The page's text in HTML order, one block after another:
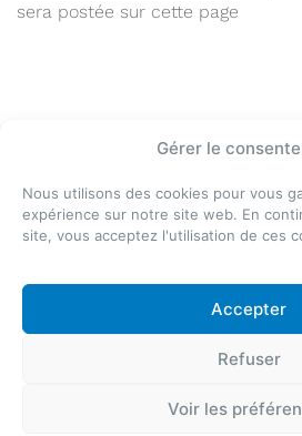
Gérer le
Nous utilisons des cookies pour vous
expérience sur notre site web. En
site, vous acceptez l'utilisation de ces
Accepter
Refuser
Voir les
sera postée sur cette page
T. +41 32 493 32
@ 2026 Groupe AzureaPolitique